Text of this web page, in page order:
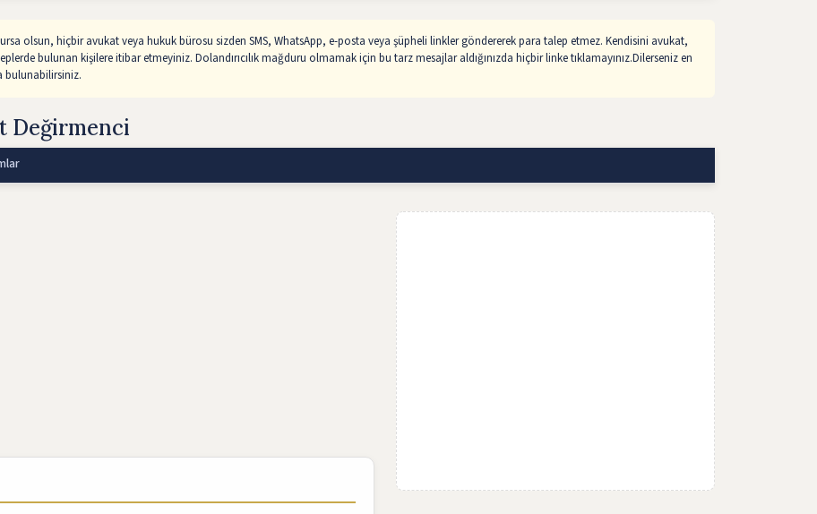
olsun, hiçbir avukat veya hukuk bürosu sizden SMS, WhatsApp, e-posta veya şüpheli linkler göndererek para talep etmez. Kendisini avukat,
bulunan kişilere itibar etmeyiniz. Dolandırıcılık mağduru olmamak için bu tarz mesajlar aldığınızda hiçbir linke tıklamayınız.Dilerseniz en
bulunabilirsiniz.
Değirmenci